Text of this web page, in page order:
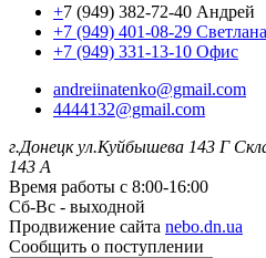
+7 (949) 382-72-40 Андрей
+7 (949) 401-08-29 Светлана
+7 (949) 331-13-10 Офис
andreiinatenko@gmail.com
4444132@gmail.com
г.Донецк ул.Куйбышева 143 Г
143 А
Время работы с 8:00-16:00
Сб-Вс - выходной
Продвижение сайта nebo.dn.ua
Сообщить о поступлении